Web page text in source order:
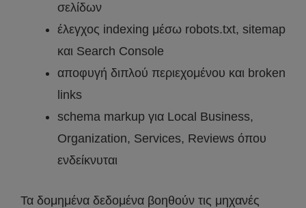
σελίδων
έλεγχος indexing μέσω robots.txt, sitemap
και Search Console
αποφυγή διπλού περιεχομένου και broken
links
schema markup για Local Business,
Organization, Services, Reviews όπου
ενδείκνυται
Τα δομημένα δεδομένα βοηθούν τις μηχανές